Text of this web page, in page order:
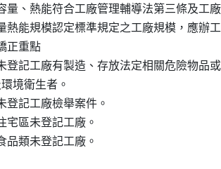
力容量、熱能符合工廠管理輔導法第三條及
量熱能規模認定標準規定之工廠規模，應辦
正重點
）未登記工廠有製造、存放法定相關危險物
及環境衛生者。
未登記工廠檢舉案件。
住宅區未登記工廠。